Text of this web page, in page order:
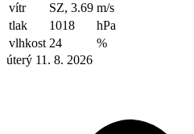
vítr
SZ, 3.69 m/s
tlak
1018
hPa
vlhkost 24
%
úterý 11. 8. 2026